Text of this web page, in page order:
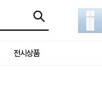
전시상품